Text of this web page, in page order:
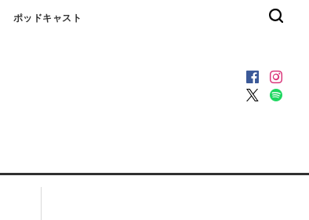
ポッドキャスト